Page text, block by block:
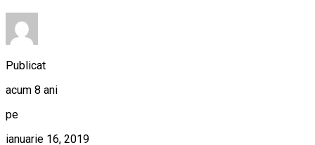
Publicat
acum 8 ani
pe
ianuarie 16, 2019